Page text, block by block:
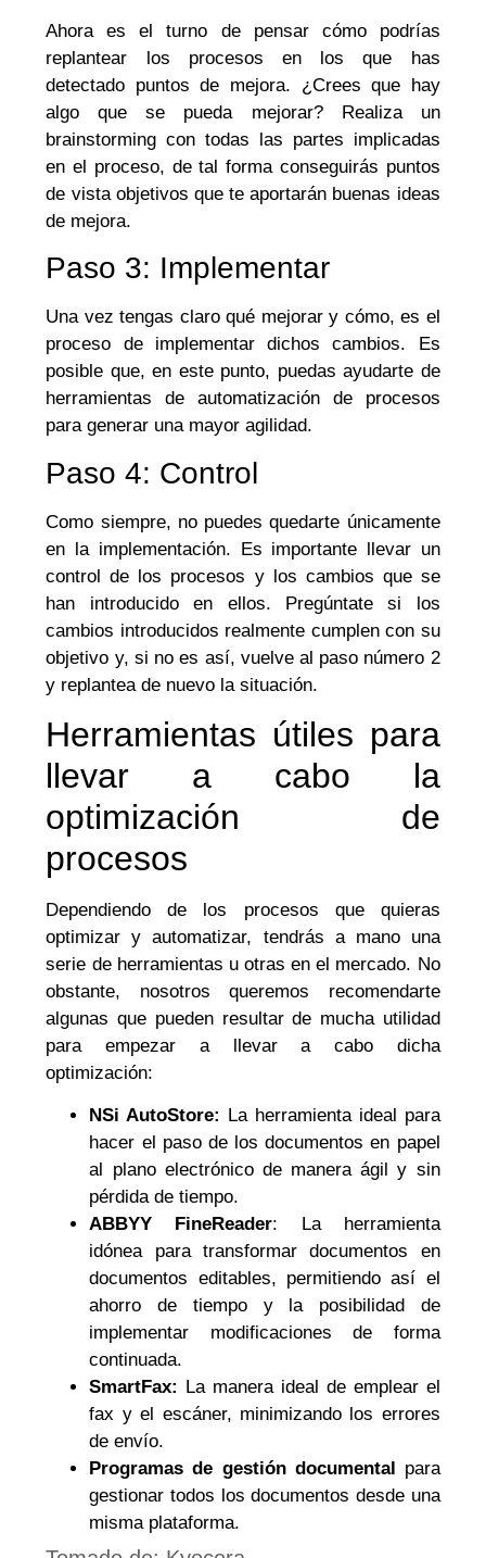
Ahora es el turno de pensar cómo podrías
replantear los procesos en los que has
detectado puntos de mejora. ¿Crees que hay
algo que se pueda mejorar? Realiza un
brainstorming con todas las partes implicadas
en el proceso, de tal forma conseguirás puntos
de vista objetivos que te aportarán buenas ideas
de mejora.
Paso 3: Implementar
Una vez tengas claro qué mejorar y cómo, es el
proceso de implementar dichos cambios. Es
posible que, en este punto, puedas ayudarte de
herramientas de automatización de procesos
para generar una mayor agilidad.
Paso 4: Control
Como siempre, no puedes quedarte únicamente
en la implementación. Es importante llevar un
control de los procesos y los cambios que se
han introducido en ellos. Pregúntate si los
cambios introducidos realmente cumplen con su
objetivo y, si no es así, vuelve al paso número 2
y replantea de nuevo la situación.
Herramientas útiles para
llevar a cabo la
optimización de
procesos
Dependiendo de los procesos que quieras
optimizar y automatizar, tendrás a mano una
serie de herramientas u otras en el mercado. No
obstante, nosotros queremos recomendarte
algunas que pueden resultar de mucha utilidad
para empezar a llevar a cabo dicha
optimización:
NSi AutoStore:
La herramienta ideal para
hacer el paso de los documentos en papel
al plano electrónico de manera ágil y sin
pérdida de tiempo.
ABBYY FineReader: La herramienta
idónea para transformar documentos en
documentos editables, permitiendo así el
ahorro de tiempo y la posibilidad de
implementar modificaciones de forma
continuada.
SmartFax:
La manera ideal de emplear el
fax y el escáner, minimizando los errores
de envío.
Programas de gestión documental
para
gestionar todos los documentos desde una
misma plataforma.